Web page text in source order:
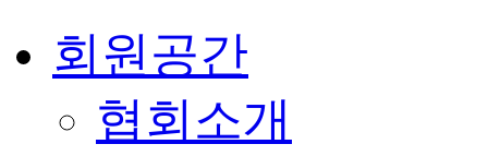
회원공간
협회소개